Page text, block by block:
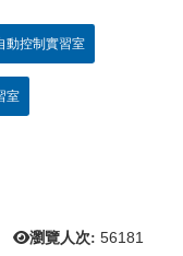
動控制實習室
室
瀏覽人次: 56181